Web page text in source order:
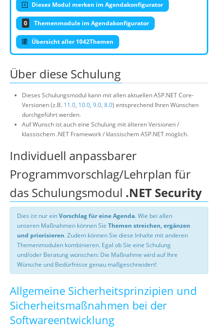
Dieses Modul merken im Agendakonfigurator
0 Themenmodule im Agendakonfigurator
Übersicht aller 1042Themen
Über diese Schulung
Dieses Schulungsmodul kann mit allen aktuellen ASP.NET Core-
Versionen (z.B. 11.0, 10.0, 9.0, 8.0) entsprechend Ihren Wünschen
durchgeführt werden.
Auf Wunsch ist auch eine Schulung mit älteren Versionen /
klassischem .NET Framework / klassischem ASP.NET möglich.
Individuell anpassbarer
Programmvorschlag/Lehrplan für
das Schulungsmodul .NET Security
Dies ist nur einVorschlag für eine Agenda. Wie bei allen
unseren Maßnahmen können Sie Themen streichen, ergänzen
und priorisieren. Zudem können Sie diese Inhalte mit anderen
Themenmodulen kombinieren. Egal ob Sie eine Schulung
und/oder Beratung wünschen: Die Maßnahme wird auf Ihre
Wünsche und Bedürfnisse genau maßgeschneidert!
Allgemeine Sicherheitsprinzipien und
Sicherheitsmaßnahmen bei der
Softwareentwicklung